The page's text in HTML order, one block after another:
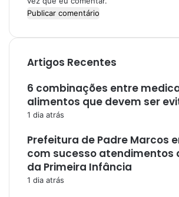
Artigos Recentes
6 combinações entre
alimentos que devem ser
1 dia atrás
Prefeitura de Padre Marcos
com sucesso atendimentos
da Primeira Infância
1 dia atrás